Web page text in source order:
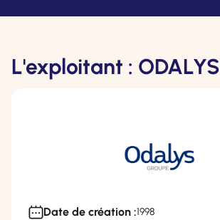
L'exploitant : ODALYS
Date de création :1998